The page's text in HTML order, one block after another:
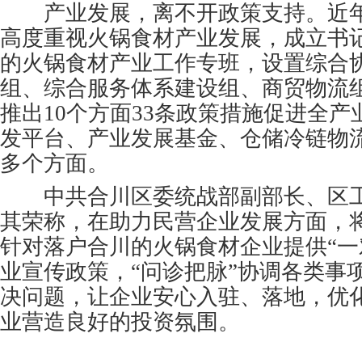
产业发展，离不开政策支持。近
高度重视火锅食材产业发展，成立书
的火锅食材产业工作专班，设置综合
组、综合服务体系建设组、商贸物流
推出10个方面33条政策措施促进全产
发平台、产业发展基金、仓储冷链物
多个方面。
中共合川区委统战部副部长、区
其荣称，在助力民营企业发展方面，
针对落户合川的火锅食材企业提供“
业宣传政策，“问诊把脉”协调各类事
决问题，让企业安心入驻、落地，优
业营造良好的投资氛围。